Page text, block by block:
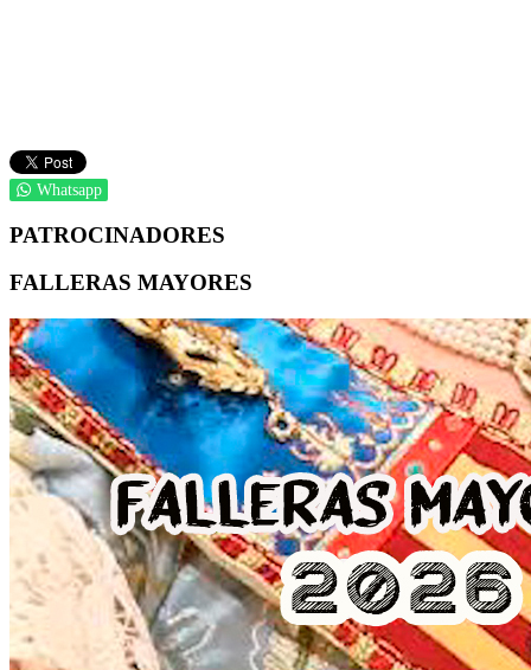
Whatsapp
PATROCINADORES
FALLERAS MAYORES